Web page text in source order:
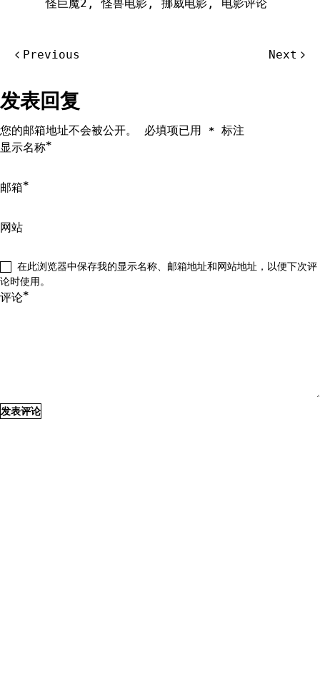
怪巨魔2 ,怪兽电影 , 挪威电影 , 电影评论
航
Previous Next
发表回复
您的邮箱地址不会被公开。 必填项已用 * 标注
评论*
显示名称*
邮箱*
网站
在此浏览器中保存我的显示名称、邮箱地址和网站地址，以便下次评
论时使用。